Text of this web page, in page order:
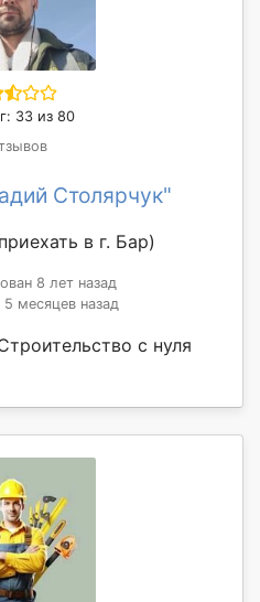
33 из 80
Столярчук"
в г. Бар)
8 лет назад
месяцев назад
с нуля